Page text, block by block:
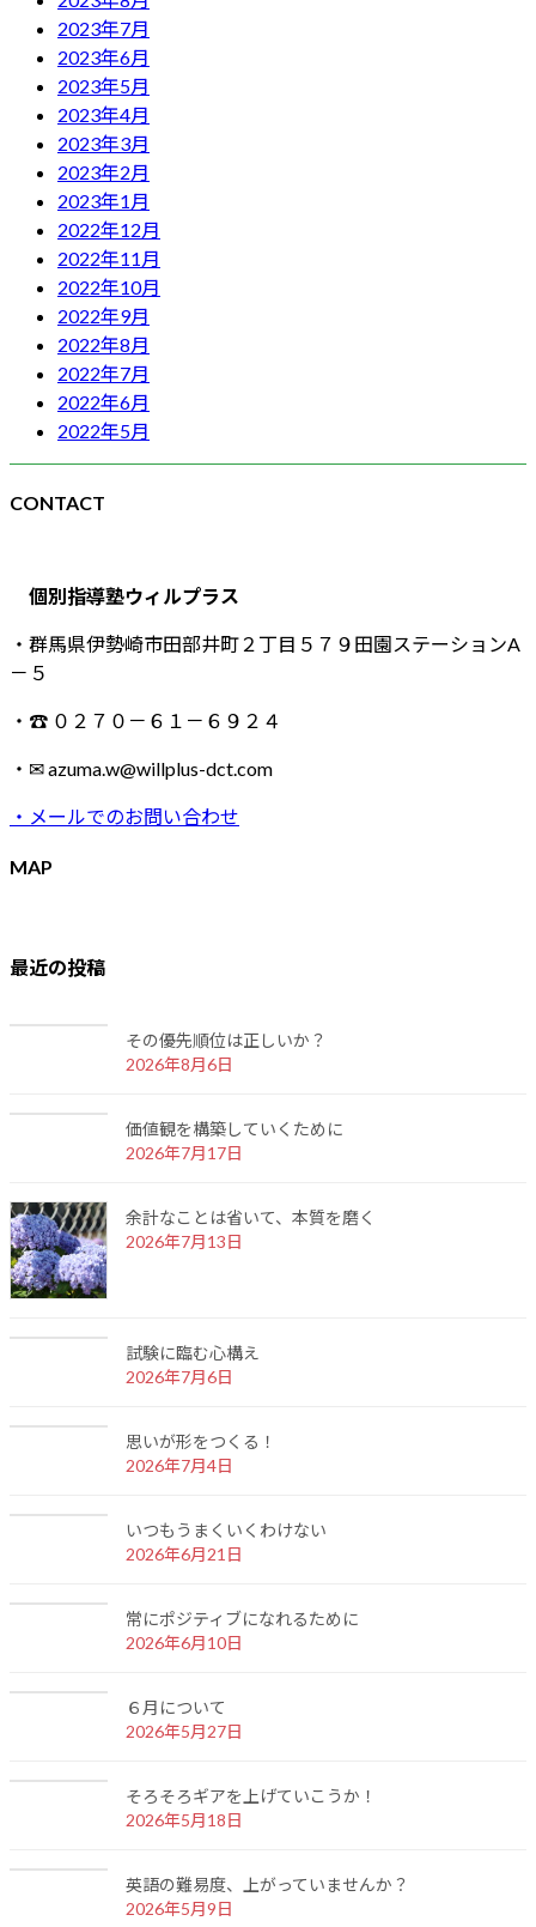
2023年7月
2023年6月
2023年5月
2023年4月
2023年3月
2023年2月
2023年1月
2022年12月
2022年11月
2022年10月
2022年9月
2022年8月
2022年7月
2022年6月
2022年5月
CONTACT
個別指導塾ウィルプラス
・群馬県伊勢崎市田部井町２丁目５７９田園ステーションA
－５
・☎ ０２７０－６１－６９２４
・✉ azuma.w@willplus-dct.com
・メールでのお問い合わせ
MAP
最近の投稿
その優先順位は正しいか？
2026年8月6日
価値観を構築していくために
2026年7月17日
余計なことは省いて、本質を磨く
2026年7月13日
試験に臨む心構え
2026年7月6日
思いが形をつくる！
2026年7月4日
いつもうまくいくわけない
2026年6月21日
常にポジティブになれるために
2026年6月10日
６月について
2026年5月27日
そろそろギアを上げていこうか！
2026年5月18日
英語の難易度、上がっていませんか？
2026年5月9日